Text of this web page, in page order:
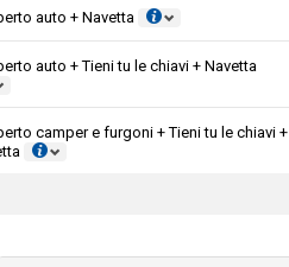
auto + Navetta
auto + Tieni tu le chiavi + Navetta
camper e furgoni + Tieni tu le chiavi +